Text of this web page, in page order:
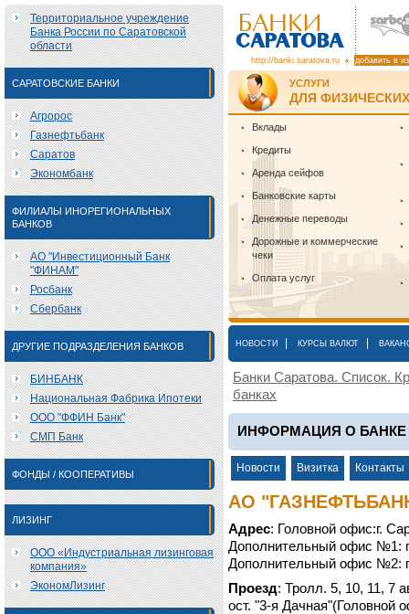
Территориальное учреждение
Банка России по Саратовской
области
САРАТОВСКИЕ БАНКИ
Агророс
Газнефтьбанк
Саратов
Экономбанк
ФИЛИАЛЫ ИНОРЕГИОНАЛЬНЫХ
БАНКОВ
АО "Инвестиционный Банк
"ФИНАМ"
Росбанк
Сбербанк
ДРУГИЕ ПОДРАЗДЕЛЕНИЯ БАНКОВ
БИНБАНК
Национальная Фабрика Ипотеки
ООО "ФФИН Банк"
СМП Банк
ФОНДЫ / КООПЕРАТИВЫ
ЛИЗИНГ
ООО «Индустриальная лизинговая
компания»
ЭкономЛизинг
http://banki.saratova.ru добавить в
УСЛУГИ
ДЛЯ
Вклады
Кредиты
Аренда сейфов
Банковские карты
Денежные переводы
Дорожные и коммерческие
чеки
Оплата услуг
НОВОСТИ КУРСЫ ВАЛЮТ
Банки Саратова. Список.
банках
ИНФОРМАЦИЯ О БАНКЕ
Новости Визитка Контакты
АО
Адрес: Головной офис:г.
Дополнительный офис №1:
Дополнительный офис №2:
Проезд: Тролл. 5, 10, 11, 7
ост. "3-я Дачная"(Головной